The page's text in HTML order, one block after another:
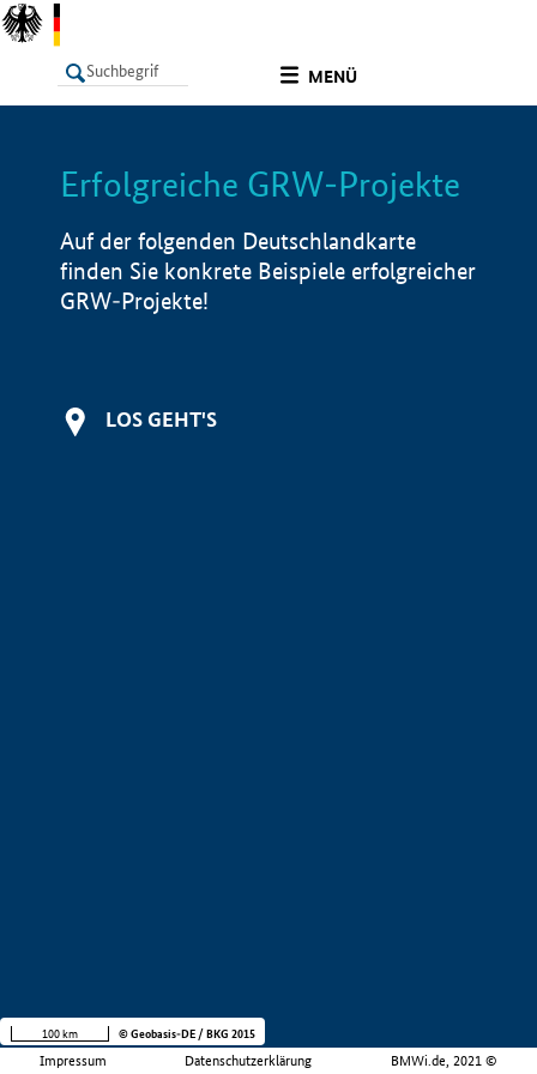
MENÜ
LISTE Info
Erfolgreiche GRW-Projekte
Auf der folgenden Deutschlandkarte
finden Sie konkrete Beispiele erfolgreicher
GRW-Projekte!
LOS GEHT'S
Impressum Datenschutzerklärung BMWi.de, 2021 ©
100 km © Geobasis-DE / BKG 2015